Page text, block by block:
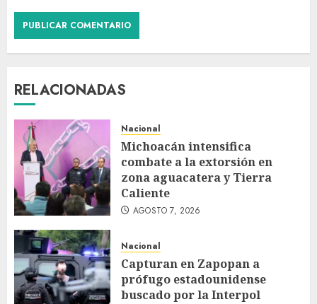
RELACIONADAS
Nacional
Michoacán intensifica
combate a la extorsión en
zona aguacatera y Tierra
Caliente
AGOSTO 7, 2026
Nacional
Capturan en Zapopan a
prófugo estadounidense
buscado por la Interpol